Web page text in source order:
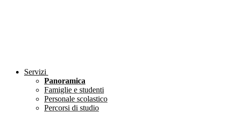
Servizi
Panoramica
Famiglie e studenti
Personale scolastico
Percorsi di studio